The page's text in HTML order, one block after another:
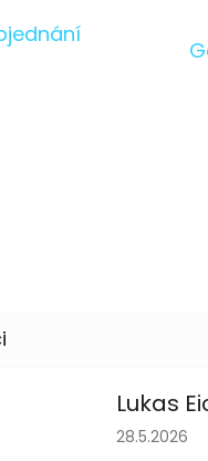
Lukas
28.5.2026